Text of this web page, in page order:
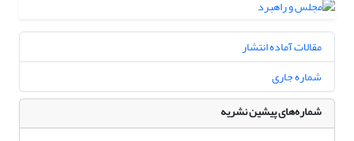
مقالات آماده انتشار
شماره جاری
شماره‌های پیشین نشریه